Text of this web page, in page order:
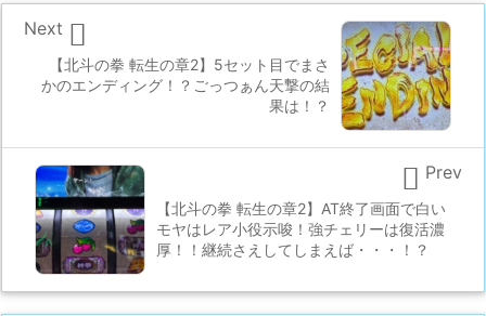
【北斗の拳 転生の章2】5セット目でまさ
かのエンディング！？ごっつぁん天撃の結
果は！？

Next
【北斗の拳 転生の章2】AT終了画面で白い
モヤはレア小役示唆！強チェリーは復活濃
厚！！継続さえしてしまえば・・・！？
 Prev